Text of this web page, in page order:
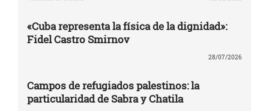
«Cuba representa la física de la dignidad»:
Fidel Castro Smirnov
28/07/2026
Campos de refugiados palestinos: la
particularidad de Sabra y Chatila